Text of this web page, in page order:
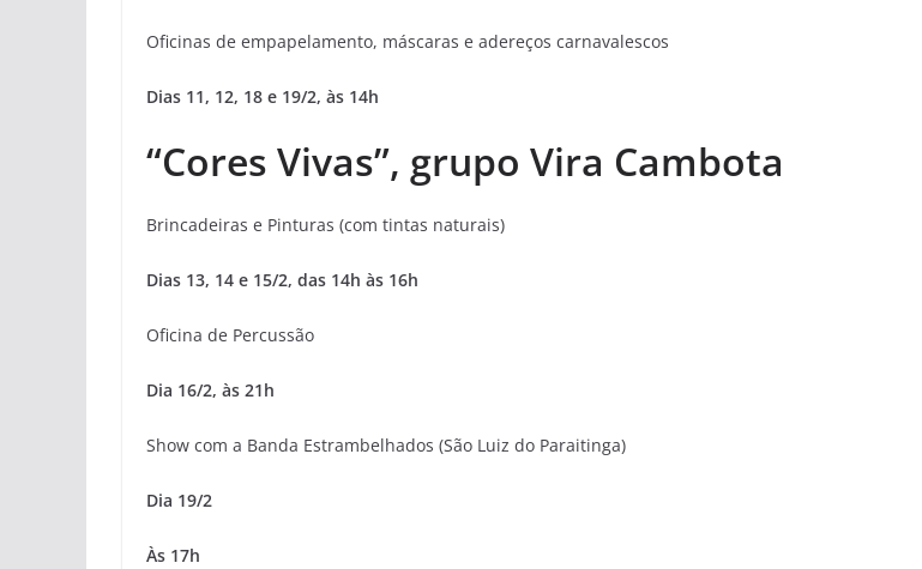
Oficinas de empapelamento, máscaras e adereços carnavalescos
Dias 11, 12, 18 e 19/2, às 14h
“Cores Vivas”, grupo Vira Cambota
Brincadeiras e Pinturas (com tintas naturais)
Dias 13, 14 e 15/2, das 14h às 16h
Oficina de Percussão
Dia 16/2, às 21h
Show com a Banda Estrambelhados (São Luiz do Paraitinga)
Dia 19/2
Às 17h